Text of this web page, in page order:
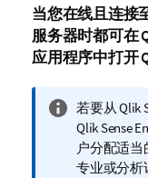
当您在线且连接
服务器时都可在
应用程序中打开
信
息
注
释
若要从Qlik
Qlik Sense
户分配适
专业或分析